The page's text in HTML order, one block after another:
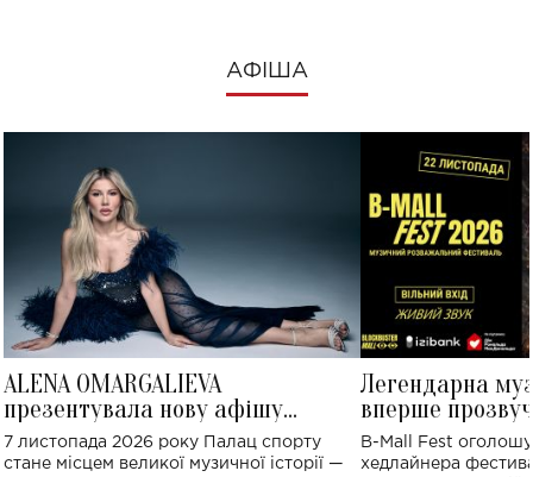
АФІША
ALENA OMARGALIEVA
презентувала нову афішу
великого концерту в Палаці
спорту
7 листопада 2026 року Палац спорту
стане місцем великої музичної історії —
Легендарна
вперше
Україні: де
B-Mall Fest
хедлайнера